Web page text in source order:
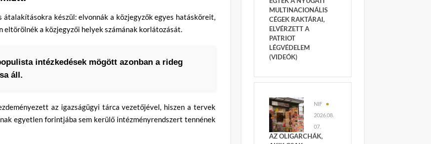
készül: elvonnák a közjegyzők egyes hatásköreit,
a közjegyzői helyek számának korlátozását.
intézkedések mögött azonban a rideg
áll.
az igazságügyi tárca vezetőjével, hiszen a tervek
egyetlen forintjába sem kerülő intézményrendszert tennének
MULTINACIONÁLIS
CÉGEK RAKTÁRAI,
ELVÉRZETT A
PATRIOT
LÉGVÉDELEM
(VIDEÓK)
NIF
2026.08.
07.
AZ OLIGARCHÁK,